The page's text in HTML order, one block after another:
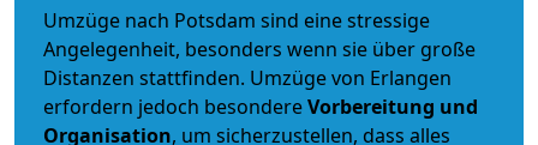
Umzüge nach Potsdam sind eine stressige
Angelegenheit, besonders wenn sie über große
Distanzen stattfinden. Umzüge von Erlangen
erfordern jedoch besondereVorbereitung und
Organisation, um sicherzustellen, dass alles